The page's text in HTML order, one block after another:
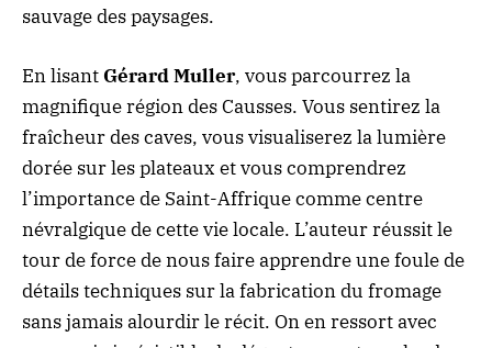
sauvage des paysages.
En lisant Gérard Muller, vous parcourrez la
magnifique région des Causses. Vous sentirez la
fraîcheur des caves, vous visualiserez la lumière
dorée sur les plateaux et vous comprendrez
l’importance de Saint-Affrique comme centre
névralgique de cette vie locale. L’auteur réussit le
tour de force de nous faire apprendre une foule de
détails techniques sur la fabrication du fromage
sans jamais alourdir le récit. On en ressort avec